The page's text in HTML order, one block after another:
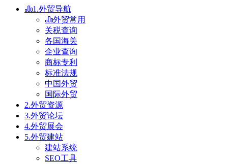
1.外贸导航
外贸常用
关税查询
各国海关
企业查询
商标专利
标准法规
中国外贸
国际外贸
2.外贸资源
3.外贸论坛
4.外贸展会
5.外贸建站
建站系统
SEO工具